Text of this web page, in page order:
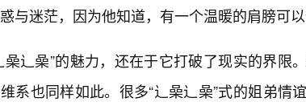
与迷茫，因为他知道，有一个温暖的肩膀可以
喿辶喿”的魅力，还在于它打破了现实的界限
系也同样如此。很多“辶喿辶喿”式的姐弟情